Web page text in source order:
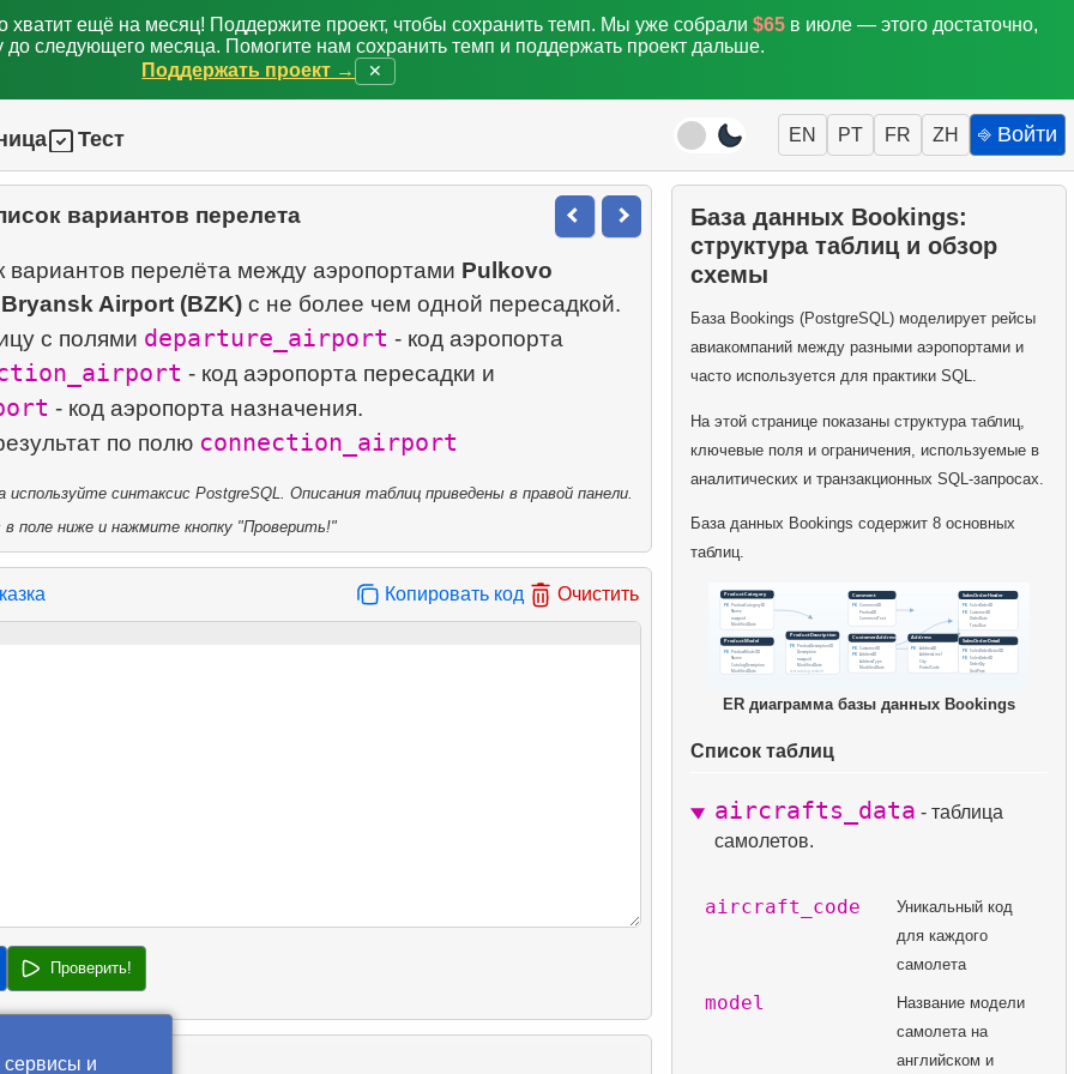
хватит ещё на месяц! Поддержите проект, чтобы сохранить темп. Мы уже собрали $65 в июле — этого достаточно,
до следующего месяца. Помогите нам сохранить темп и поддержать проект дальше.
Поддержать проект →
✕
Тест EN PT FR ZH ⎆ Войти
вариантов перелета
вариантов перелёта между аэропортами Pulkovo
Bryansk Airport (BZK)с не более чем одной пересадкой.
с полями departure_airport - код аэропорта
- код аэропорта пересадки и
- код аэропорта назначения.
по полю connection_airport
синтаксис PostgreSQL. Описания таблиц приведены в правой панели.
поле ниже и нажмите кнопку "Проверить!"
Копировать код Очистить
Проверить!
База данных Bookings:
структура таблиц и обзор
схемы
База Bookings (PostgreSQL) моделирует рейсы
авиакомпаний между разными аэропортами и
часто используется для практики SQL.
На этой странице показаны структура таблиц,
ключевые поля и ограничения, используемые в
аналитических и транзакционных SQL-запросах.
База данных Bookings содержит 8 основных
таблиц.
ER диаграмма базы данных Bookings
Список таблиц
aircrafts_data - таблица
самолетов.
aircraft_code
Уникальный код
для каждого
самолета
model
Название модели
самолета на
английском и
сервисы и